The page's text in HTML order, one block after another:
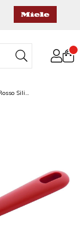
Ballarini Rosso Silikon Kaşık 31 cm